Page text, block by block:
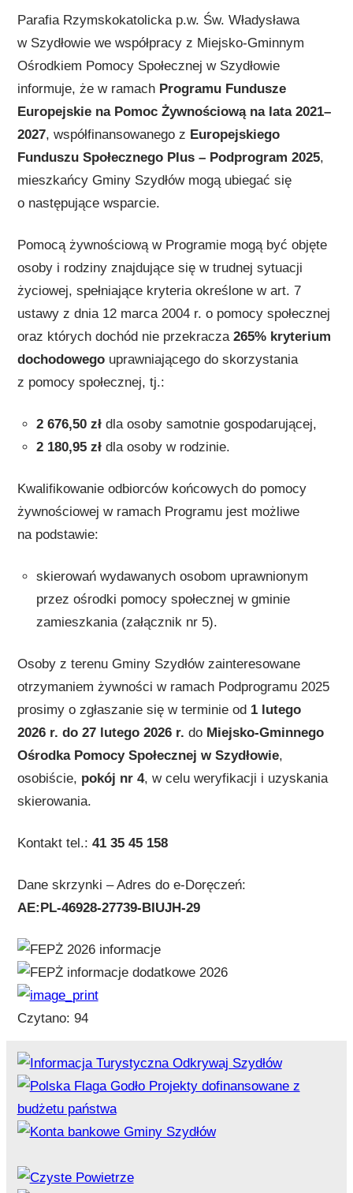
Parafia Rzymskokatolicka p.w. Św. Władysława
w Szydłowie we współpracy z Miejsko-Gminnym
Ośrodkiem Pomocy Społecznej w Szydłowie
informuje, że w ramach Programu Fundusze
Europejskie na Pomoc Żywnościową na lata 2021–
2027, współfinansowanego z Europejskiego
Funduszu Społecznego Plus – Podprogram 2025,
mieszkańcy Gminy Szydłów mogą ubiegać się
o następujące wsparcie.
Pomocą żywnościową w Programie mogą być objęte
osoby i rodziny znajdujące się w trudnej sytuacji
życiowej, spełniające kryteria określone w art. 7
ustawy z dnia 12 marca 2004 r. o pomocy społecznej
oraz których dochód nie przekracza 265% kryterium
dochodowegouprawniającego do skorzystania
z pomocy społecznej, tj.:
2 676,50 złdla osoby samotnie gospodarującej,
2 180,95 złdla osoby w rodzinie.
Kwalifikowanie odbiorców końcowych do pomocy
żywnościowej w ramach Programu jest możliwe
na podstawie:
skierowań wydawanych osobom uprawnionym
przez ośrodki pomocy społecznej w gminie
zamieszkania (załącznik nr 5).
Osoby z terenu Gminy Szydłów zainteresowane
otrzymaniem żywności w ramach Podprogramu 2025
prosimy o zgłaszanie się w terminie od 1 lutego
2026 r. do 27 lutego 2026 r. do Miejsko-Gminnego
Ośrodka Pomocy Społecznej w Szydłowie,
osobiście, pokój nr 4, w celu weryfikacji i uzyskania
skierowania.
Kontakt tel.: 41 35 45 158
Dane skrzynki – Adres do e-Doręczeń:
AE:PL-46928-27739-BIUJH-29
Czytano: 94